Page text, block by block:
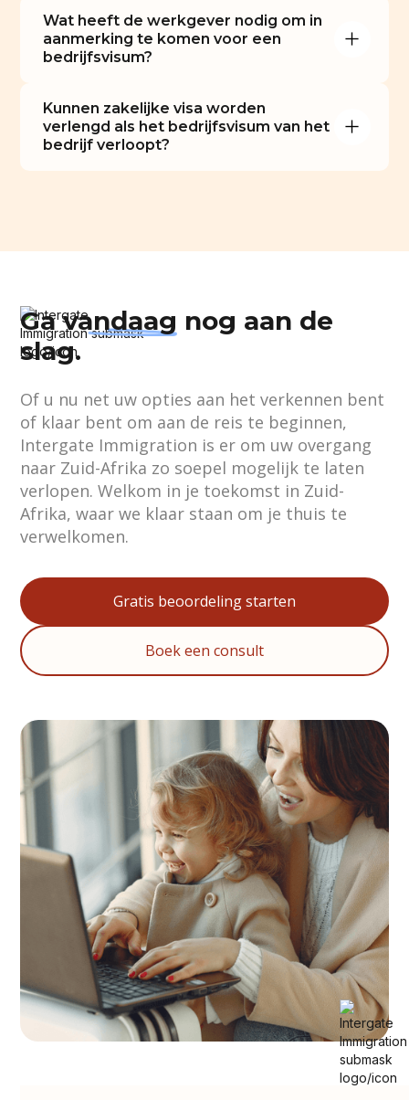
Wat heeft de werkgever nodig om in
aanmerking te komen voor een
bedrijfsvisum?
Kunnen zakelijke visa worden
verlengd als het bedrijfsvisum van het
bedrijf verloopt?
Gavandaag nog aan de
slag.
Of u nu net uw opties aan het verkennen bent
of klaar bent om aan de reis te beginnen,
Intergate Immigration is er om uw overgang
naar Zuid-Afrika zo soepel mogelijk te laten
verlopen. Welkom in je toekomst in Zuid-
Afrika, waar we klaar staan om je thuis te
verwelkomen.
Gratis beoordeling starten
Boek een consult